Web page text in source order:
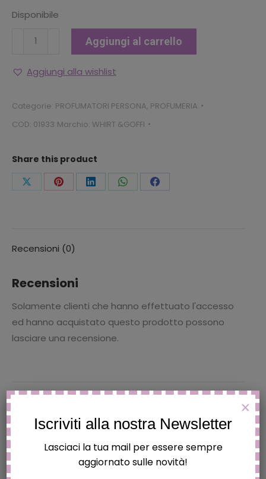
Disponibile
LaDot
per
per
15
nero
Aggiungi al carrello
Aggiungi alla wishlist
Categorie: PROFUMATORI PERSONA, PROFUMERIA
COD: 01933 Marchio: WHIRT &GOFFI
Share this product
CondividiCondividiCondividiCondividiCondividi
Recensioni (0)
Recensioni
Solamente clienti che hanno effettuato l'accesso
ed hanno acquistato questo prodotto possono
lasciare una recensione.
Prodotti correlati
SET DOCCIA JUVENTUS
Iscriviti alla nostra Newsletter
Lasciaci la tua mail per essere sempre
aggiornato sulle novità!
X